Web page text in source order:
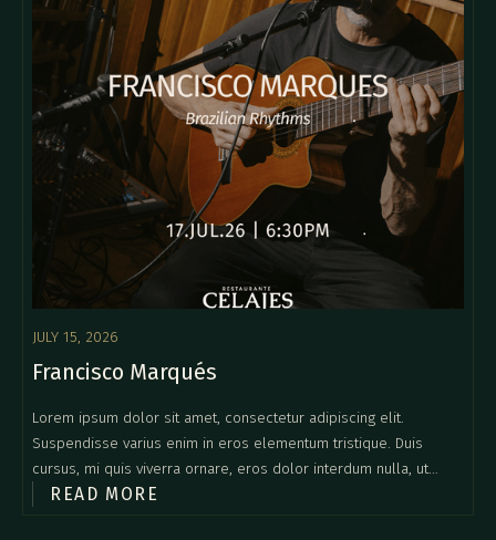
JULY 15, 2026
Francisco Marqués
Lorem ipsum dolor sit amet, consectetur adipiscing elit.
Suspendisse varius enim in eros elementum tristique. Duis
cursus, mi quis viverra ornare, eros dolor interdum nulla, ut
commodo diam libero vitae erat. Aenean faucibus nibh et justo
READ MORE